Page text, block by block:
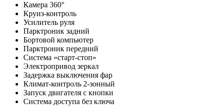
Камера 360°
Круиз-контроль
Усилитель руля
Парктроник задний
Бортовой компьютер
Парктроник передний
Система «старт-стоп»
Электропривод зеркал
Задержка выключения фар
Климат-контроль 2-зонный
Запуск двигателя с кнопки
Система доступа без ключа